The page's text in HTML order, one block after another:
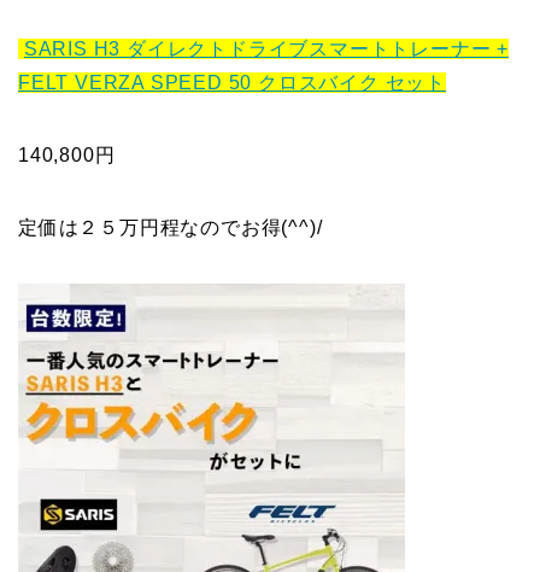
SARIS H3 ダイレクトドライブスマートトレーナー +
FELT VERZA SPEED 50 クロスバイク セット
140,800円
定価は２５万円程なのでお得(^^)/